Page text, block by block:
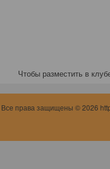
Чтобы разместить в
Все права защищены © 2026